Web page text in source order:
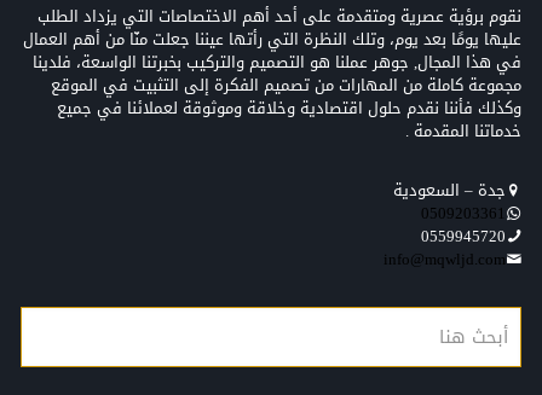
نقوم برؤية عصرية ومتقدمة على أحد أهم الاختصاصات التي يزداد الطلب
عليها يومًا بعد يوم، وتلك النظرة التي رأتها عيننا جعلت منّا من أهم العمال
في هذا المجال, جوهر عملنا هو التصميم والتركيب بخبرتنا الواسعة، فلدينا
مجموعة كاملة من المهارات من تصميم الفكرة إلى التثبيت في الموقع
وكذلك فأننا نقدم حلول اقتصادية وخلاقة وموثوقة لعملائنا في جميع
خدماتنا المقدمة .
جدة – السعودية
0509203361‬‏‬‏
0559945720
info@mqwljd.com